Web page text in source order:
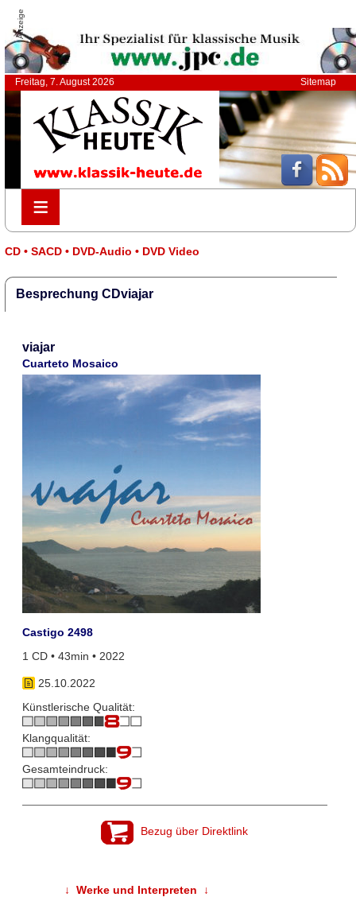
Anzeige
Freitag, 7. August 2026 Sitemap
≡
≡
CD • SACD • DVD-Audio • DVD Video
Besprechung CDviajar
viajar
Cuarteto Mosaico
Castigo 2498
1 CD • 43min • 2022
25.10.2022
Künstlerische Qualität:
Klangqualität:
Gesamteindruck:
Bezug über Direktlink
↓ Werke und Interpreten ↓